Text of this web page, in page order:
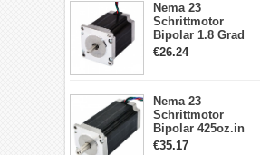
Nema 23
Schrittmotor
Bipolar 1.8 Grad
1.9Nm 3A 3.36V 4
€26.24
Nema 23
Schrittmotor
Bipolar 425oz.in
4.2A 57x57x114mm
€35.17